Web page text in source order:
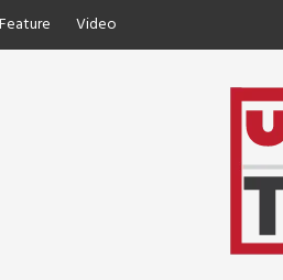
Feature Video